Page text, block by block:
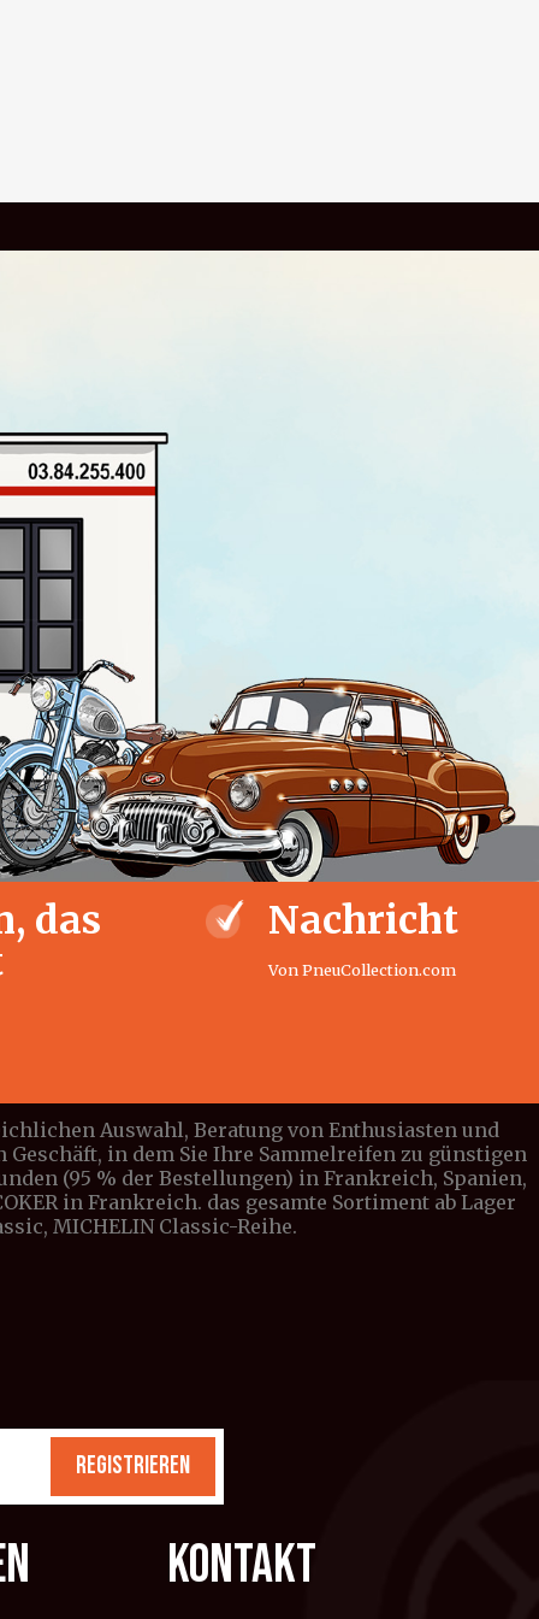
das
Nachricht
Von PneuCollection.com
Auswahl, Beratung von Enthusiasten und
in dem Sie Ihre Sammelreifen zu günstigen
(95 % der Bestellungen) in Frankreich, Spanien,
in Frankreich. das gesamte Sortiment ab Lager
MICHELIN Classic-Reihe.
REGISTRIEREN
KONTAKT